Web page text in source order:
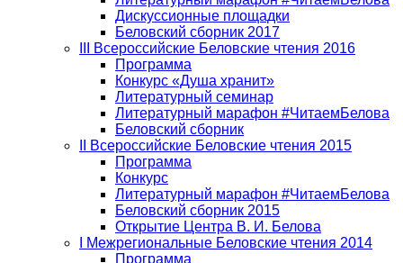
Дискуссионные площадки
Беловский сборник 2017
III Всероссийские Беловские чтения 2016
Программа
Конкурс «Душа хранит»
Литературный семинар
Литературный марафон #ЧитаемБелова
Беловский сборник
II Всероссийские Беловские чтения 2015
Программа
Конкурс
Литературный марафон #ЧитаемБелова
Беловский сборник 2015
Открытие Центра В. И. Белова
I Межрегиональные Беловские чтения 2014
Программа